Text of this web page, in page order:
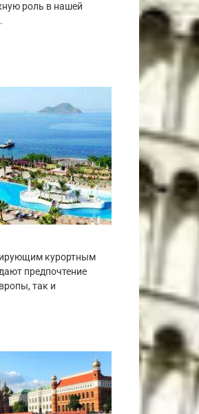
роль в нашей
курортным
предпочтение
так и